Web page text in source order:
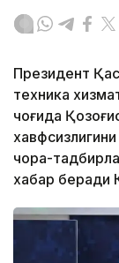
Президент
техника
чоғида
хавфсизлигини
чора-
хабар беради